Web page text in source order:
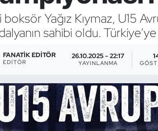
boksör Yağız Kıymaz, U15
sahibi oldu.
FANATIK EDITÖR
EDITÖR
26.10.2025 - 22:17
YAYINLANMA
Dart